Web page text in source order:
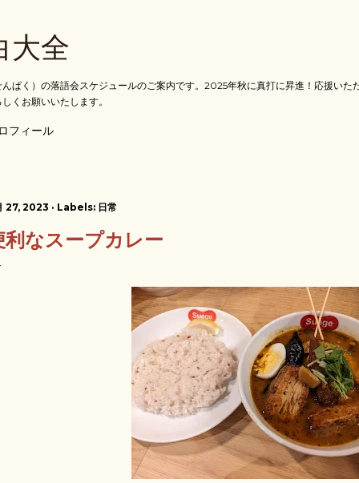
大全
ぱく）の落語会スケジュールのご案内です。2025年秋に真打に昇進！応援いた
くお願いいたします。
フィール
27, 2023 Labels: 日常
利なスープカレー